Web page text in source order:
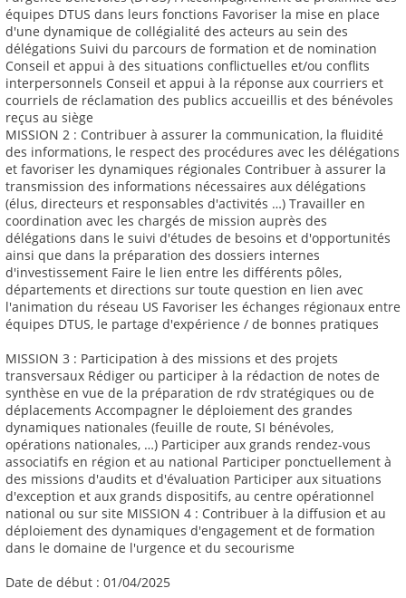
équipes DTUS dans leurs fonctions Favoriser la mise en place
d'une dynamique de collégialité des acteurs au sein des
délégations Suivi du parcours de formation et de nomination
Conseil et appui à des situations conflictuelles et/ou conflits
interpersonnels Conseil et appui à la réponse aux courriers et
courriels de réclamation des publics accueillis et des bénévoles
reçus au siège
MISSION 2 : Contribuer à assurer la communication, la fluidité
des informations, le respect des procédures avec les délégations
et favoriser les dynamiques régionales Contribuer à assurer la
transmission des informations nécessaires aux délégations
(élus, directeurs et responsables d'activités …) Travailler en
coordination avec les chargés de mission auprès des
délégations dans le suivi d'études de besoins et d'opportunités
ainsi que dans la préparation des dossiers internes
d'investissement Faire le lien entre les différents pôles,
départements et directions sur toute question en lien avec
l'animation du réseau US Favoriser les échanges régionaux entre
équipes DTUS, le partage d'expérience / de bonnes pratiques
MISSION 3 : Participation à des missions et des projets
transversaux Rédiger ou participer à la rédaction de notes de
synthèse en vue de la préparation de rdv stratégiques ou de
déplacements Accompagner le déploiement des grandes
dynamiques nationales (feuille de route, SI bénévoles,
opérations nationales, …) Participer aux grands rendez-vous
associatifs en région et au national Participer ponctuellement à
des missions d'audits et d'évaluation Participer aux situations
d'exception et aux grands dispositifs, au centre opérationnel
national ou sur site MISSION 4 : Contribuer à la diffusion et au
déploiement des dynamiques d'engagement et de formation
dans le domaine de l'urgence et du secourisme
Date de début : 01/04/2025